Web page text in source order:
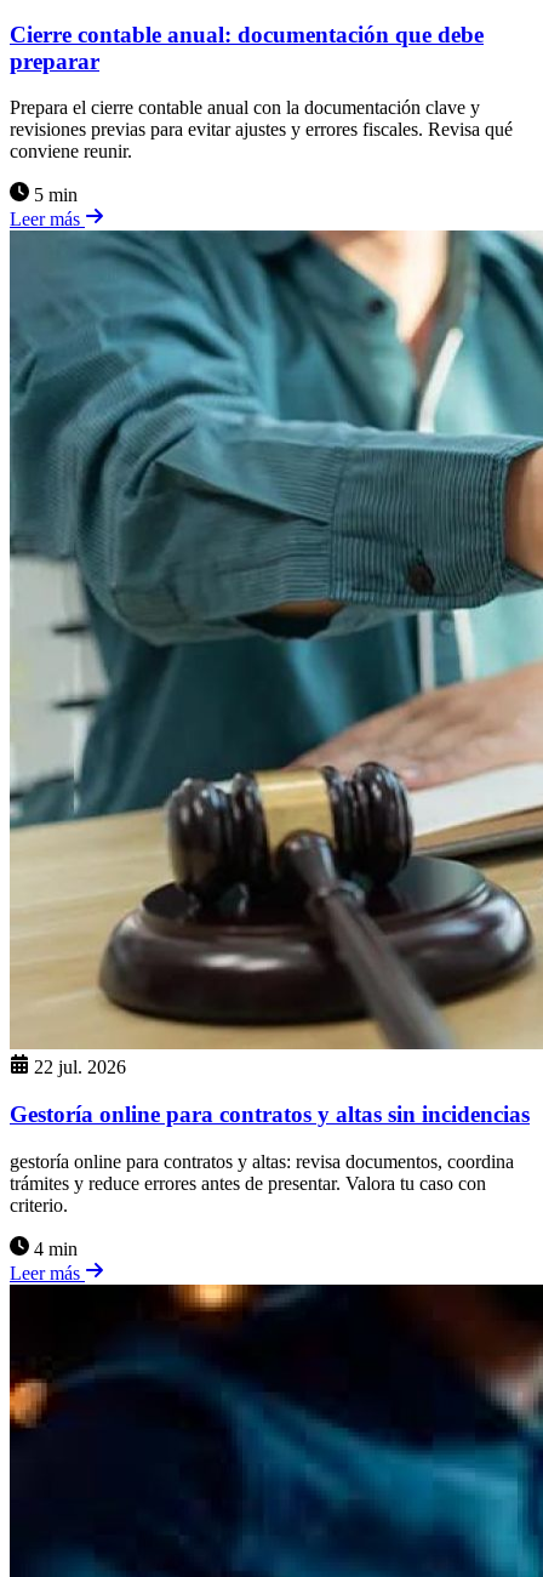
Cierre contable anual: documentación que debe
preparar
Prepara el cierre contable anual con la documentación clave y
revisiones previas para evitar ajustes y errores fiscales. Revisa qué
conviene reunir.
5 min
Leer más
22 jul. 2026
Gestoría online para contratos y altas sin incidencias
gestoría online para contratos y altas: revisa documentos, coordina
trámites y reduce errores antes de presentar. Valora tu caso con
criterio.
4 min
Leer más